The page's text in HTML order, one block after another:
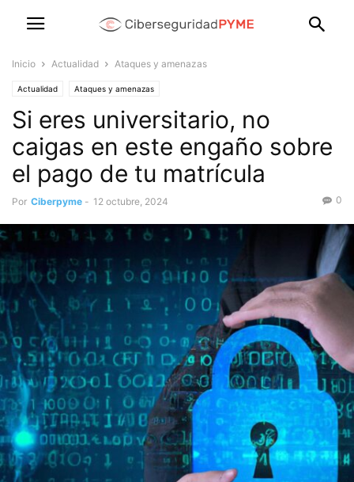
Inicio Actualidad Ataques y amenazas
Actualidad Ataques y amenazas
Si eres universitario, no
caigas en este engaño sobre
el pago de tu matrícula
Por Ciberpyme - 12 octubre, 2024 0